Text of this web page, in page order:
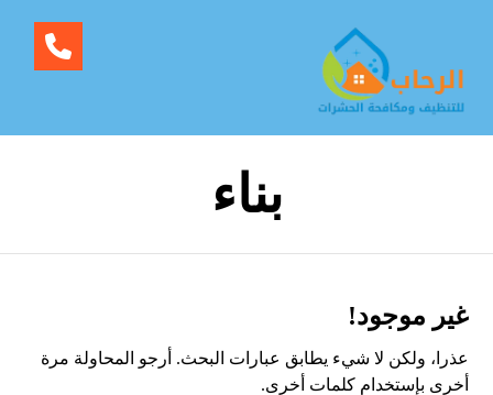
بناء
غير موجود!
عذرا، ولكن لا شيء يطابق عبارات البحث. أرجو المحاولة مرة
أخرى بإستخدام كلمات أخرى.